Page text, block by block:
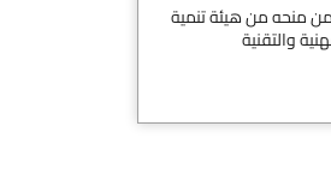
منحه من هيئة تنمية
والتقنية